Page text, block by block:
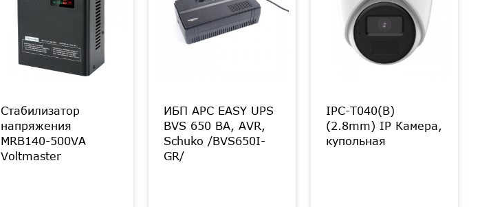
Стабилизатор
напряжения
MRB140-500VA
Voltmaster
ИБП APC EASY UPS
BVS 650 ВА, AVR,
Schuko /BVS650I-
GR/
IPC-T040(B)
(2.8mm) IP Камера,
купольная